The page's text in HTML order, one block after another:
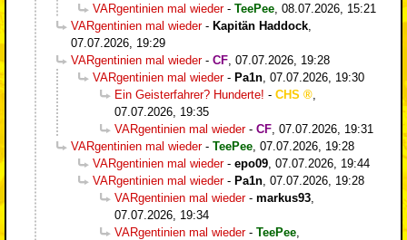
VARgentinien mal wieder- TeePee 08.07.2026, 15:21
VARgentinien mal wieder- Kapitän Haddock
07.07.2026, 19:29
VARgentinien mal wieder- CF 07.07.2026, 19:28
VARgentinien mal wieder- Pa1n 07.07.2026, 19:30
Ein Geisterfahrer? Hunderte! - CHS
07.07.2026, 19:35
VARgentinien mal wieder- CF 07.07.2026, 19:31
VARgentinien mal wieder- TeePee 07.07.2026, 19:28
VARgentinien mal wieder- epo09 07.07.2026, 19:44
VARgentinien mal wieder- Pa1n 07.07.2026, 19:28
VARgentinien mal wieder- markus93
07.07.2026, 19:34
VARgentinien mal wieder- TeePee